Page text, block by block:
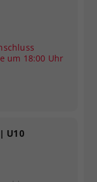
um 18:00 Uhr
U10